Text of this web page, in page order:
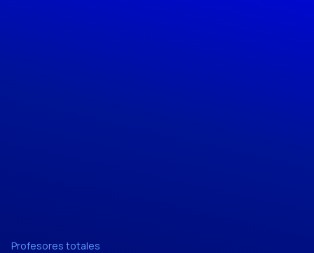
Profesores totales